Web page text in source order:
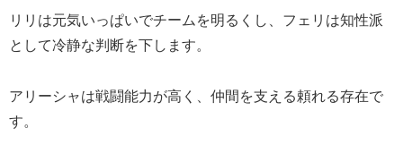
リリは元気いっぱいでチームを明るくし、フェリは知性派
として冷静な判断を下します。
アリーシャは戦闘能力が高く、仲間を支える頼れる存在で
す。